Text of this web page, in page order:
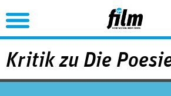
Jump to
Kritik zu Die